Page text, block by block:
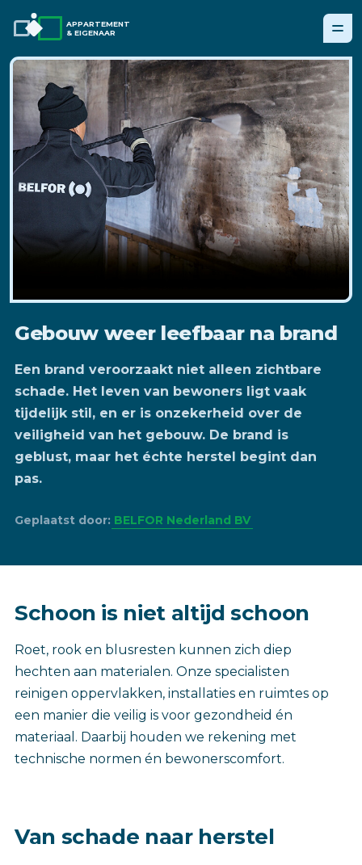
APPARTEMENT
& EIGENAAR
Gebouw weer leefbaar na brand
Een brand veroorzaakt niet alleen zichtbare
schade. Het leven van bewoners ligt vaak
tijdelijk stil, en er is onzekerheid over de
veiligheid van het gebouw. De brand is
geblust, maar het échte herstel begint dan
pas.
Geplaatst door: BELFOR Nederland BV
‎Schoon is niet altijd schoon
Roet, rook en blusresten kunnen zich diep
hechten aan materialen. Onze specialisten
reinigen oppervlakken, installaties en ruimtes op
een manier die veilig is voor gezondheid én
materiaal. Daarbij houden we rekening met
technische normen én bewonerscomfort.
Van schade naar herstel